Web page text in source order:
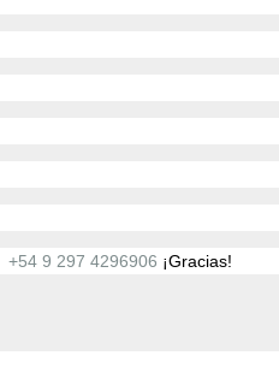
+54 9 297 4296906 ¡Gracias!